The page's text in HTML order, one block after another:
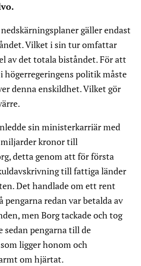
gäller endast
Vilket i sin tur omfattar
av det totala biståndet. För att
högerregeringens politik måste
denna enskildhet. Vilket gör
sin ministerkarriär med
kronor till
detta genom att för första
till fattiga länder
Det handlade om ett rent
pengarna redan var betalda av
men Borg tackade och tog
sedan pengarna till de
ligger honom och
om hjärtat.